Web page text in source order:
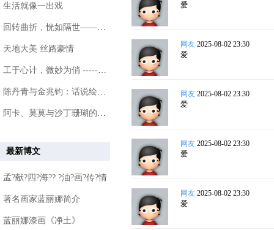
生活就像一出戏
天地大美 丝路豪情
最新博文
孟?献?四?海?? ?油?画?传?情
著名画家蓝丽娜简介
蓝丽娜漆画《净土》
爱
网友 2025-08-02 23:30
爱
网友 2025-08-02 23:30
爱
网友 2025-08-02 23:30
爱
网友 2025-08-02 23:30
爱